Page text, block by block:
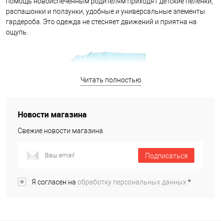
После покупки детской одежды тщательно постирайте ее с
использованием детского мыла. Прогладьте утюгом изнутри и
снаружи. Проследите, чтобы на вещах не было заломов от глажки
— это может привести к натиранию нежной кожи.
распашонки и ползунки, удобные и универсальные элементы
гардероба. Это одежда не стесняет движений и приятна на
ощупь.
Читать полностью
Новости магазина
Свежие новости магазина
Подписаться
Я согласен на обработку персональных данных.*